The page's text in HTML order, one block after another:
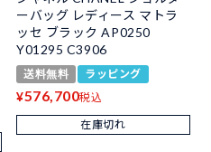
ーバッグ レディース マトラ
ッセ ブラック AP0250
Y01295 C3906
送料無料 ラッピング
¥576,700税込
在庫切れ